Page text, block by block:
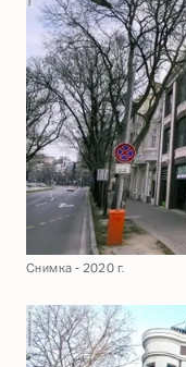
Снимка - 2020 г.